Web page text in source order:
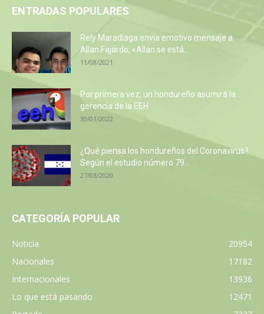
ENTRADAS POPULARES
Rely Maradiaga envía emotivo mensaje a
Allan Fajardo, «Allan se está...
11/08/2021
Por primera vez, un hondureño asumirá la
gerencia de la EEH
30/01/2022
¿Qué piensa los hondureños del Coronavirus?
Según el estudio número 79...
27/03/2020
CATEGORÍA POPULAR
Noticia
20954
Nacionales
17182
Internacionales
13936
Lo que está pasando
12471